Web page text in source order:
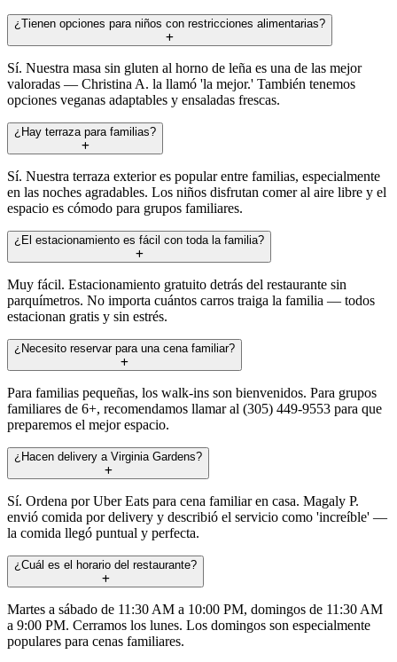
¿Tienen opciones para niños con restricciones alimentarias?
Sí. Nuestra masa sin gluten al horno de leña es una de las mejor
valoradas — Christina A. la llamó 'la mejor.' También tenemos
opciones veganas adaptables y ensaladas frescas.
¿Hay terraza para familias?
Sí. Nuestra terraza exterior es popular entre familias, especialmente
en las noches agradables. Los niños disfrutan comer al aire libre y el
espacio es cómodo para grupos familiares.
¿El estacionamiento es fácil con toda la familia?
Muy fácil. Estacionamiento gratuito detrás del restaurante sin
parquímetros. No importa cuántos carros traiga la familia — todos
estacionan gratis y sin estrés.
¿Necesito reservar para una cena familiar?
Para familias pequeñas, los walk-ins son bienvenidos. Para grupos
familiares de 6+, recomendamos llamar al (305) 449-9553 para que
preparemos el mejor espacio.
¿Hacen delivery a Virginia Gardens?
Sí. Ordena por Uber Eats para cena familiar en casa. Magaly P.
envió comida por delivery y describió el servicio como 'increíble' —
la comida llegó puntual y perfecta.
¿Cuál es el horario del restaurante?
Martes a sábado de 11:30 AM a 10:00 PM, domingos de 11:30 AM
a 9:00 PM. Cerramos los lunes. Los domingos son especialmente
populares para cenas familiares.